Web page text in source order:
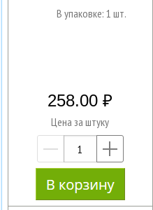
В упаковке: 1 шт.
258.00
Цена за штуку
—